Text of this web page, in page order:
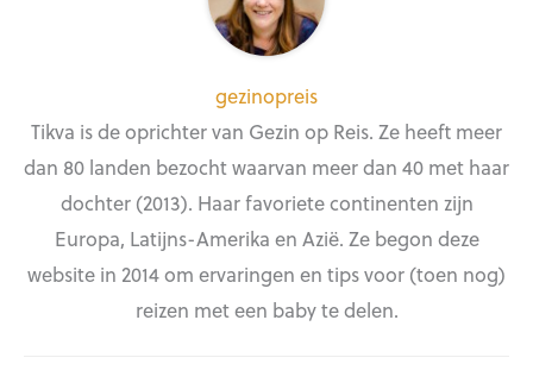
gezinopreis
Tikva is de oprichter van Gezin op Reis. Ze heeft meer
dan 80 landen bezocht waarvan meer dan 40 met haar
dochter (2013). Haar favoriete continenten zijn
Europa, Latijns-Amerika en Azië. Ze begon deze
website in 2014 om ervaringen en tips voor (toen nog)
reizen met een baby te delen.